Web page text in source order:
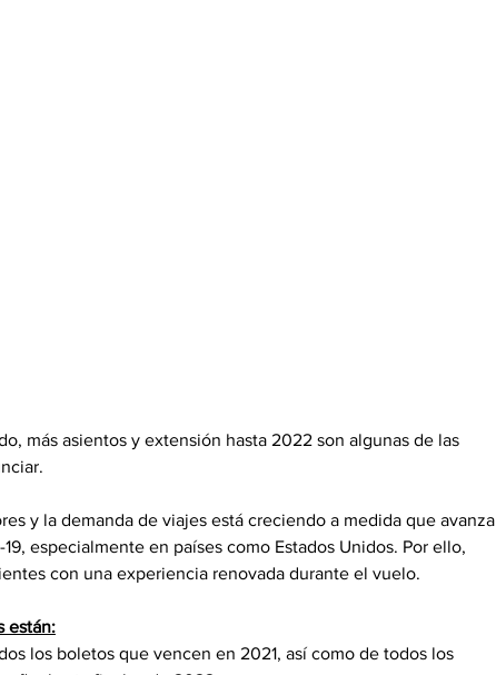
más asientos y extensión hasta 2022 son algunas de las
y la demanda de viajes está creciendo a medida que avanza
especialmente en países como Estados Unidos. Por ello,
con una experiencia renovada durante el vuelo.
están:
los boletos que vencen en 2021, así como de todos los